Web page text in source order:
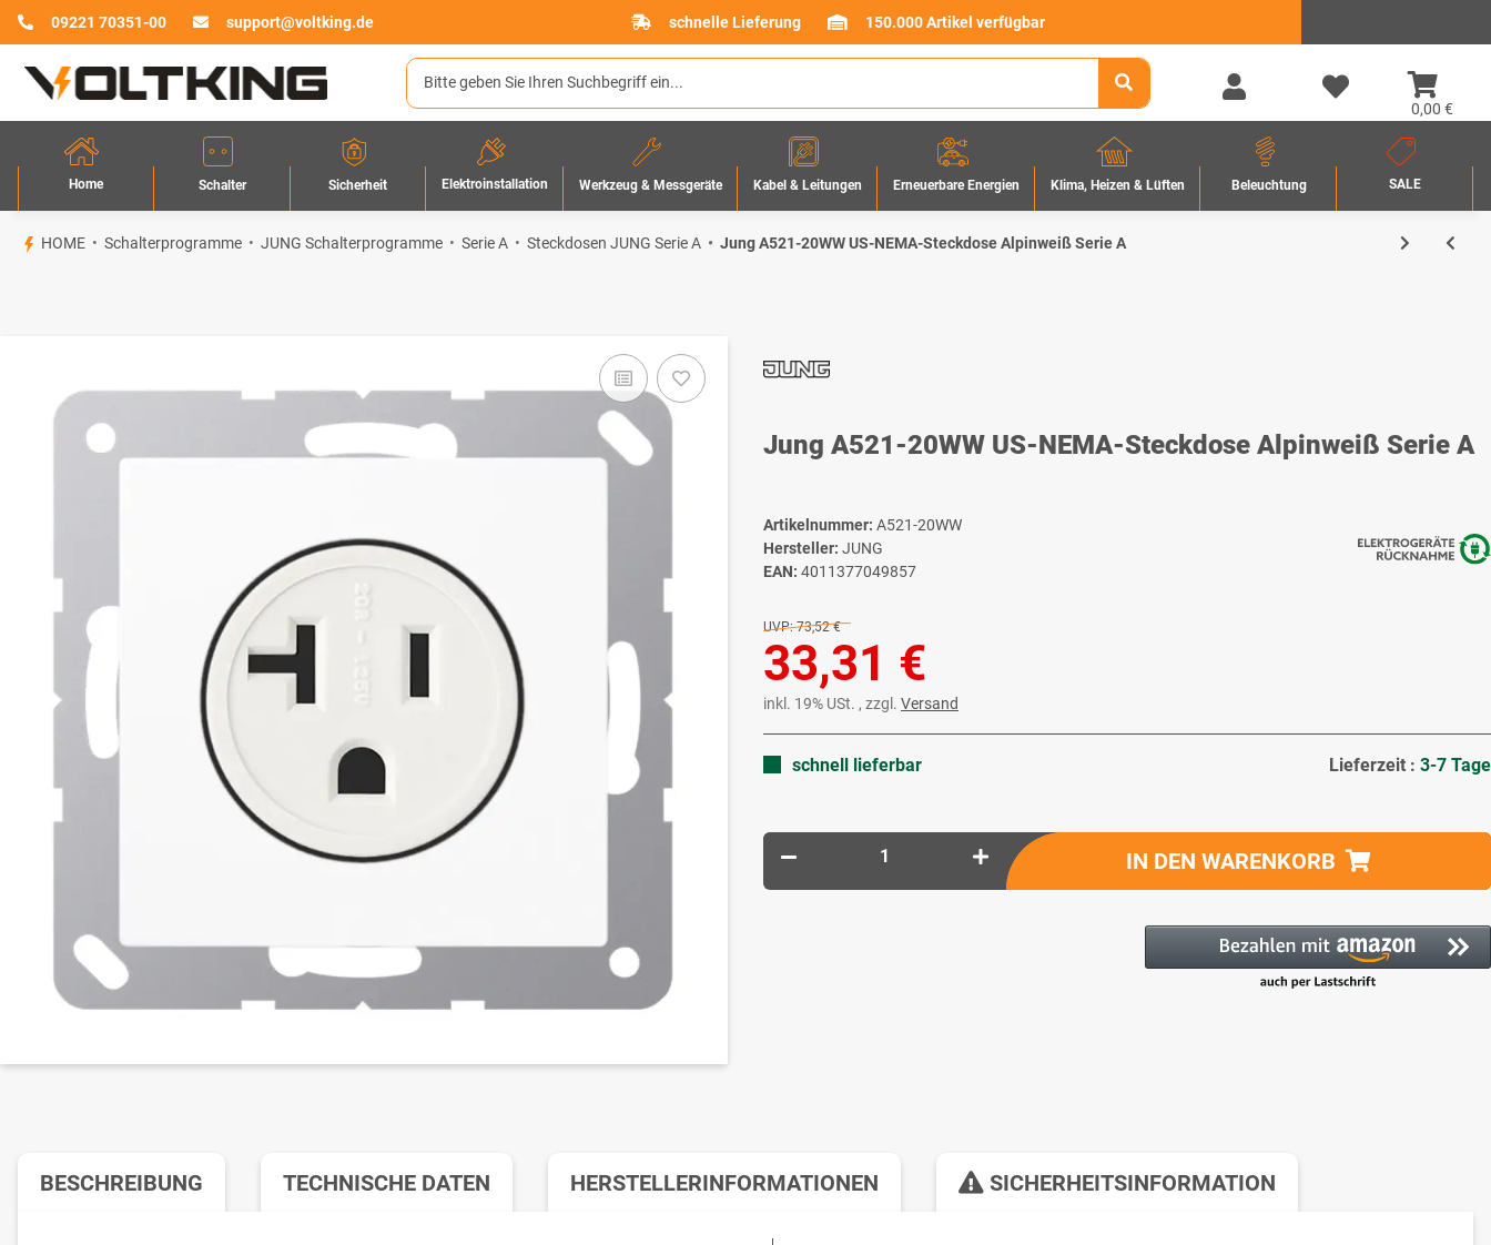
09221 70351-00 support@voltking.de schnelle Lieferung 150.000 Artikel verfügbar
0,00 €
Home Schalter Sicherheit Elektroinstallation Werkzeug & Messgeräte Kabel & Leitungen Erneuerbare Energien Klima, Heizen & Lüften Beleuchtung SALE
HOME Schalterprogramme JUNG Schalterprogramme Serie A Steckdosen JUNG Serie A Jung A521-20WW US-NEMA-Steckdose Alpinweiß Serie A
Jung A521-20WW US-NEMA-Steckdose Alpinweiß Serie A
Artikelnummer: A521-20WW
Hersteller: JUNG
EAN: 4011377049857
UVP: 73,52 €
33,31 €
inkl. 19% USt. , zzgl. Versand
schnell lieferbar Lieferzeit : 3-7 Tage
IN DEN WARENKORB
BESCHREIBUNG TECHNISCHE DATEN HERSTELLERINFORMATIONEN SICHERHEITSINFORMATION